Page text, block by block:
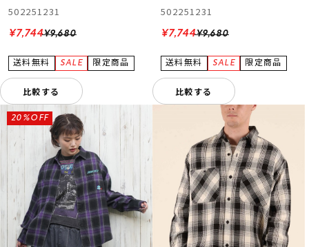
502251231
¥9,680
¥7,744
比較する
502251231
¥9,680
¥7,744
比較する
20%OFF